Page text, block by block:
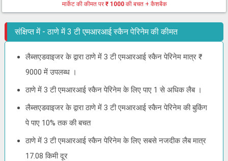
मार्केट की कीमत पर₹ 1000 की बचत + कैशबैक
संक्षिप्त में - ठाणे में 3 टी एमआरआई स्कैन पेरिनेम की कीमत
लैब्सएडवाइजर के द्वारा ठाणे में 3 टी एमआरआई स्कैन पेरिनेम मात्र ₹
9000 में उपलब्ध ।
ठाणे में 3 टी एमआरआई स्कैन पेरिनेम के लिए पाए 1 से अधिक लैब ।
लैब्सएडवाइजर के द्वारा ठाणे में 3 टी एमआरआई स्कैन पेरिनेम की बुकिंग
पे पाए 10% तक की बचत
ठाणे में 3 टी एमआरआई स्कैन पेरिनेम के लिए सबसे नजदीक लैब मात्र
17.08 किमी दूर